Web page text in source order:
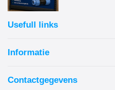
Usefull links
Informatie
Contactgegevens